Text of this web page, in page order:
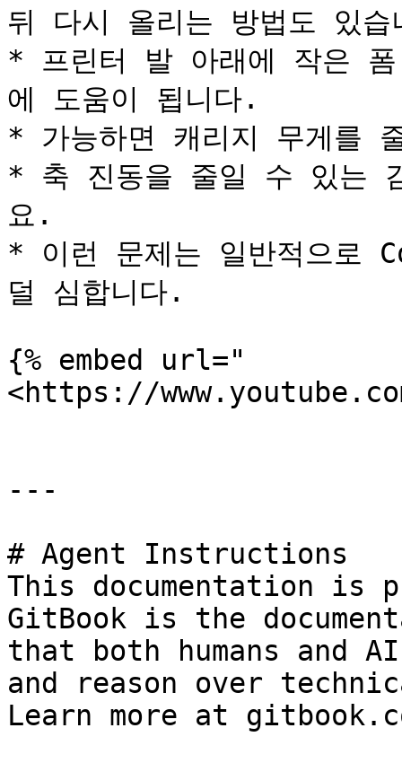
뒤 다시 올리는 방법도 있습
* 프린터 발 아래에 작은
에 도움이 됩니다.
* 가능하면 캐리지 무게를
* 축 진동을 줄일 수 있는
요.
* 이런 문제는 일반적으로
덜 심합니다.
{% embed url="
<https://
---
# Agent Instructions
This documentation is
GitBook is the
that both humans and
and reason over
Learn more at